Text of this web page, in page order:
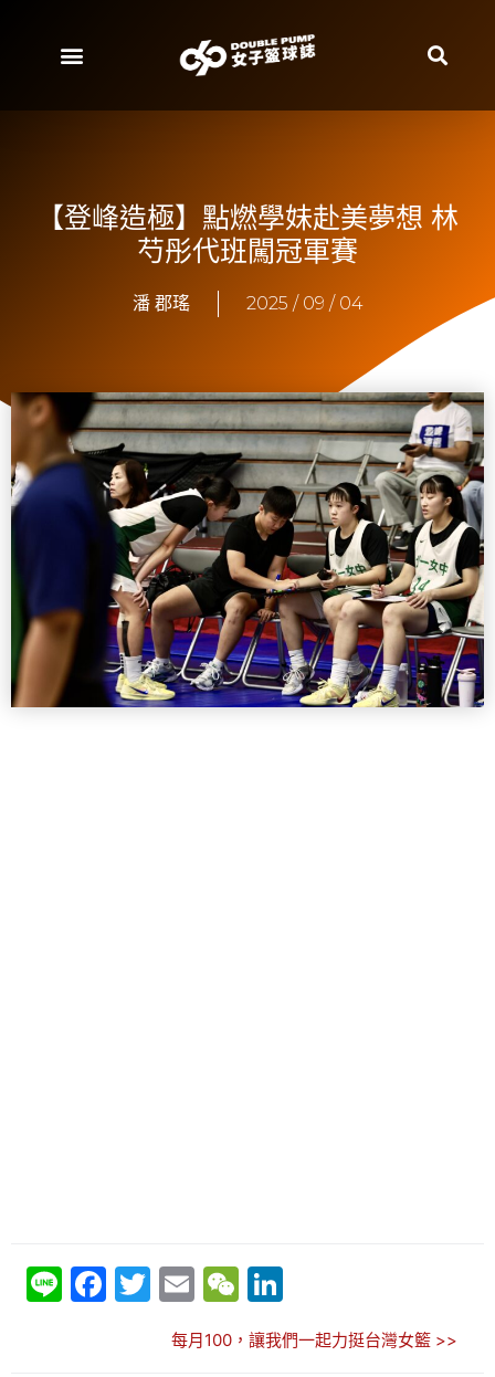
【登峰造極】點燃學妹赴美夢想 林
芍彤代班闖冠軍賽
潘 郡瑤 2025 / 09 / 04
Li F
T
itt
E
ai
W
C k
每月100，讓我們一起力挺台灣女籃 >>